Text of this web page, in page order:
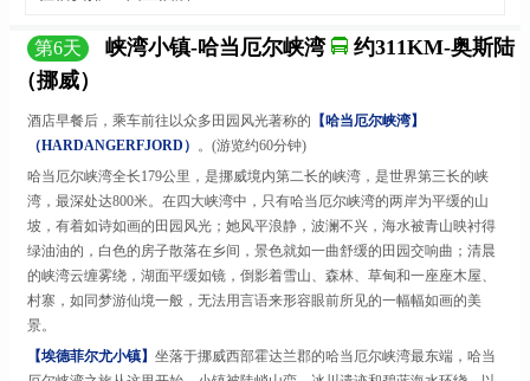
第6天 峡湾小镇-哈当厄尔峡湾
约311KM-奥斯陆
（挪威）
酒店早餐后，乘车前往以众多田园风光著称的 【哈当厄尔峡湾】
（HARDANGERFJORD） 。 (游览约60分钟)
哈当厄尔峡湾全长179公里，是挪威境内第二长的峡湾，是世界第三长的峡
湾，最深处达800米。在四大峡湾中，只有哈当厄尔峡湾的两岸为平缓的山
坡，有着如诗如画的田园风光；她风平浪静，波澜不兴，海水被青山映衬得
绿油油的，白色的房子散落在乡间，景色就如一曲舒缓的田园交响曲；清晨
的峡湾云缠雾绕，湖面平缓如镜，倒影着雪山、森林、草甸和一座座木屋、
村寨，如同梦游仙境一般，无法用言语来形容眼前所见的一幅幅如画的美
景。
【埃德菲尔尤小镇】 坐落于挪威西部霍达兰郡的哈当厄尔峡湾最东端，哈当